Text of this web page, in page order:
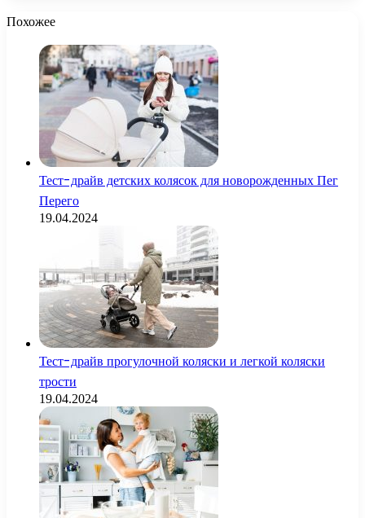
Похожее
Тест-драйв детских колясок для новорожденных Пег
Перего
19.04.2024
Тест-драйв прогулочной коляски и легкой коляски
трости
19.04.2024